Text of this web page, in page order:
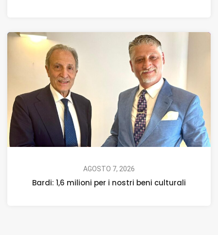
AGOSTO 7, 2026
Bardi: 1,6 milioni per i nostri beni culturali